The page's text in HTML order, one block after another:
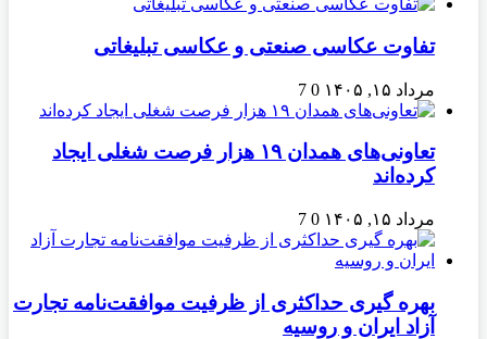
تفاوت عکاسی صنعتی و عکاسی تبلیغاتی
مرداد ۱۵, ۱۴۰۵ 0
7
تعاونی‌های همدان ۱۹ هزار فرصت شغلی ایجاد
کرده‌اند
مرداد ۱۵, ۱۴۰۵ 0
7
بهره گیری حداکثری از ظرفیت موافقت‌نامه تجارت
آزاد ایران و روسیه